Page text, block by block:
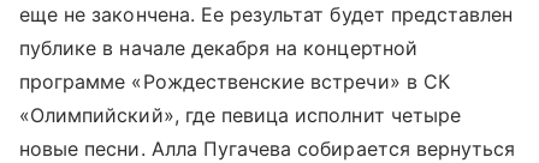
еще не закончена. Ее результат будет представлен
публике в начале декабря на концертной
программе «Рождественские встречи» в СК
«Олимпийский», где певица исполнит четыре
новые песни. Алла Пугачева собирается вернуться